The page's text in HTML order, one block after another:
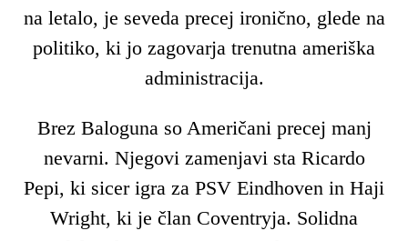
na letalo, je seveda precej ironično, glede na
politiko, ki jo zagovarja trenutna ameriška
administracija.
Brez Baloguna so Američani precej manj
nevarni. Njegovi zamenjavi sta Ricardo
Pepi, ki sicer igra za PSV Eindhoven in Haji
Wright, ki je član Coventryja. Solidna